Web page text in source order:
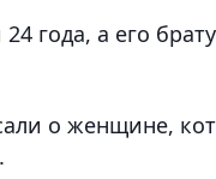
24 года, а его
о женщине,